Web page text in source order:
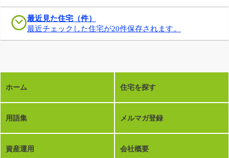
最近見た住宅（件）
最近チェックした住宅が20件保存されます。
ホーム 住宅を探す
用語集 メルマガ登録
資産運用 会社概要